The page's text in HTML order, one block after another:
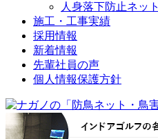
人身落下防止ネット
施工・工事実績
採用情報
新着情報
先輩社員の声
個人情報保護方針